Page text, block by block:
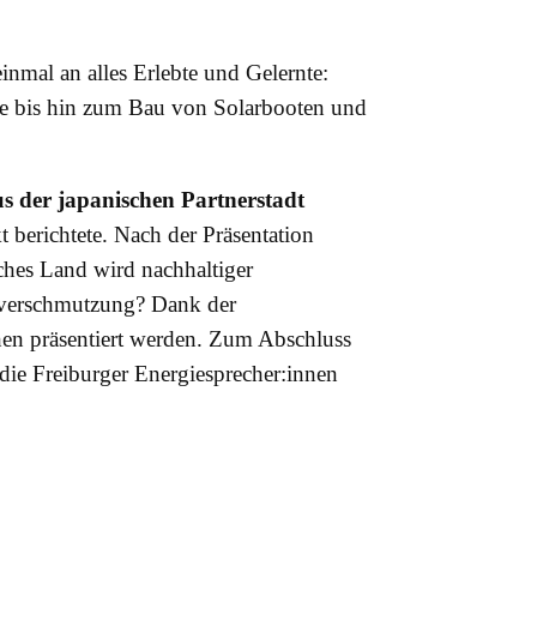
an alles Erlebte und Gelernte:
bis hin zum Bau von Solarbooten und
der japanischen Partnerstadt
Nach der Präsentation
Land wird nachhaltiger
Dank der
präsentiert werden. Zum Abschluss
Freiburger Energiesprecher:innen